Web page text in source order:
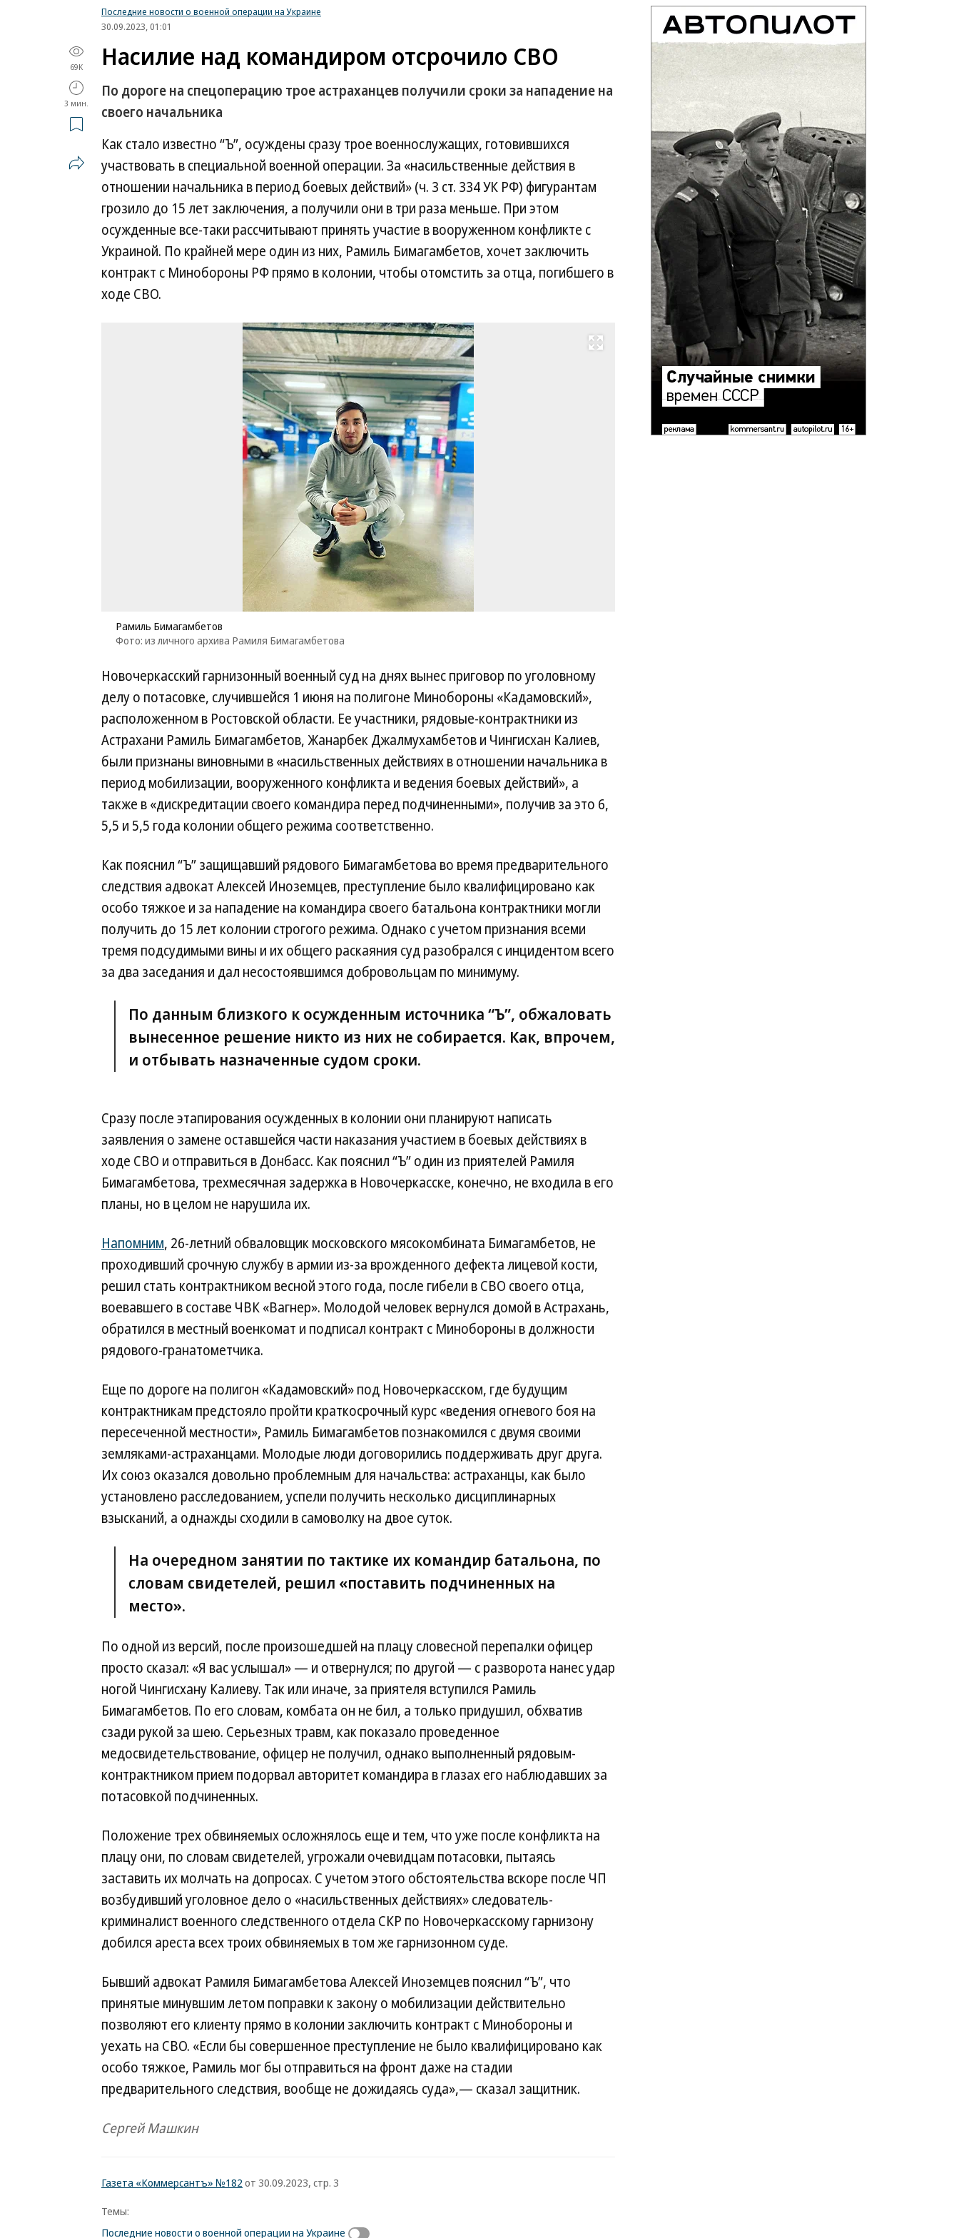
Последние новости о военной операции на Украине
30.09.2023, 01:01
69K
3 мин.
Насилие над командиром отсрочило СВО
По дороге на спецоперацию трое астраханцев получили сроки за нападение на
своего начальника
Как стало известно “Ъ”, осуждены сразу трое военнослужащих, готовившихся
участвовать в специальной военной операции. За «насильственные действия в
отношении начальника в период боевых действий» (ч. 3 ст. 334 УК РФ) фигурантам
грозило до 15 лет заключения, а получили они в три раза меньше. При этом
осужденные все-таки рассчитывают принять участие в вооруженном конфликте с
Украиной. По крайней мере один из них, Рамиль Бимагамбетов, хочет заключить
контракт с Минобороны РФ прямо в колонии, чтобы отомстить за отца, погибшего в
ходе СВО.
Развернуть на весь экран
Рамиль Бимагамбетов
Фото: из личного архива Рамиля Бимагамбетова
Рамиль
Бимагамбетов
личного
Новочеркасский гарнизонный военный суд на днях вынес приговор по уголовному
делу о потасовке, случившейся 1 июня на полигоне Минобороны «Кадамовский»,
расположенном в Ростовской области. Ее участники, рядовые-контрактники из
Астрахани Рамиль Бимагамбетов, Жанарбек Джалмухамбетов и Чингисхан Калиев,
были признаны виновными в «насильственных действиях в отношении начальника в
период мобилизации, вооруженного конфликта и ведения боевых действий», а
также в «дискредитации своего командира перед подчиненными», получив за это 6,
5,5 и 5,5 года колонии общего режима соответственно.
Как пояснил “Ъ” защищавший рядового Бимагамбетова во время предварительного
следствия адвокат Алексей Иноземцев, преступление было квалифицировано как
особо тяжкое и за нападение на командира своего батальона контрактники могли
получить до 15 лет колонии строгого режима. Однако с учетом признания всеми
тремя подсудимыми вины и их общего раскаяния суд разобрался с инцидентом всего
за два заседания и дал несостоявшимся добровольцам по минимуму.
По данным близкого к осужденным источника “Ъ”, обжаловать
вынесенное решение никто из них не собирается. Как, впрочем,
и отбывать назначенные судом сроки.
Сразу после этапирования осужденных в колонии они планируют написать
заявления о замене оставшейся части наказания участием в боевых действиях в
ходе СВО и отправиться в Донбасс. Как пояснил “Ъ” один из приятелей Рамиля
Бимагамбетова, трехмесячная задержка в Новочеркасске, конечно, не входила в его
планы, но в целом не нарушила их.
Напомним, 26-летний обваловщик московского мясокомбината Бимагамбетов, не
проходивший срочную службу в армии из-за врожденного дефекта лицевой кости,
решил стать контрактником весной этого года, после гибели в СВО своего отца,
воевавшего в составе ЧВК «Вагнер». Молодой человек вернулся домой в Астрахань,
обратился в местный военкомат и подписал контракт с Минобороны в должности
рядового-гранатометчика.
Еще по дороге на полигон «Кадамовский» под Новочеркасском, где будущим
контрактникам предстояло пройти краткосрочный курс «ведения огневого боя на
пересеченной местности», Рамиль Бимагамбетов познакомился с двумя своими
земляками-астраханцами. Молодые люди договорились поддерживать друг друга.
Их союз оказался довольно проблемным для начальства: астраханцы, как было
установлено расследованием, успели получить несколько дисциплинарных
взысканий, а однажды сходили в самоволку на двое суток.
На очередном занятии по тактике их командир батальона, по
словам свидетелей, решил «поставить подчиненных на
место».
По одной из версий, после произошедшей на плацу словесной перепалки офицер
просто сказал: «Я вас услышал» — и отвернулся; по другой — с разворота нанес удар
ногой Чингисхану Калиеву. Так или иначе, за приятеля вступился Рамиль
Бимагамбетов. По его словам, комбата он не бил, а только придушил, обхватив
сзади рукой за шею. Серьезных травм, как показало проведенное
медосвидетельствование, офицер не получил, однако выполненный рядовым-
контрактником прием подорвал авторитет командира в глазах его наблюдавших за
потасовкой подчиненных.
Положение трех обвиняемых осложнялось еще и тем, что уже после конфликта на
плацу они, по словам свидетелей, угрожали очевидцам потасовки, пытаясь
заставить их молчать на допросах. С учетом этого обстоятельства вскоре после ЧП
возбудивший уголовное дело о «насильственных действиях» следователь-
криминалист военного следственного отдела СКР по Новочеркасскому гарнизону
добился ареста всех троих обвиняемых в том же гарнизонном суде.
Бывший адвокат Рамиля Бимагамбетова Алексей Иноземцев пояснил “Ъ”, что
принятые минувшим летом поправки к закону о мобилизации действительно
позволяют его клиенту прямо в колонии заключить контракт с Минобороны и
уехать на СВО. «Если бы совершенное преступление не было квалифицировано как
особо тяжкое, Рамиль мог бы отправиться на фронт даже на стадии
предварительного следствия, вообще не дожидаясь суда»,— сказал защитник.
Сергей Машкин
Газета «Коммерсантъ» №182 от 30.09.2023, стр. 3
Темы:
Последние новости о военной операции на Украине